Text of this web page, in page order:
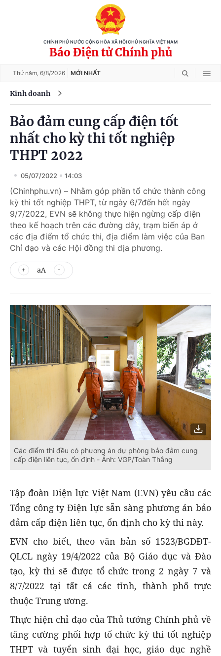
CHÍNH PHỦ NƯỚC CỘNG HÒA XÃ HỘI CHỦ NGHĨA VIỆT NAM
Báo Điện tử Chính phủ
Thứ năm, 6/8/2026 MỚI NHẤT
Kinh doanh
Bảo đảm cung cấp điện tốt
nhất cho kỳ thi tốt nghiệp
THPT 2022
05/07/2022 14:03
(Chinhphu.vn) – Nhằm góp phần tổ chức thành công
kỳ thi tốt nghiệp THPT, từ ngày 6/7đến hết ngày
9/7/2022, EVN sẽ không thực hiện ngừng cấp điện
theo kế hoạch trên các đường dây, trạm biến áp ở
các địa điểm tổ chức thi, địa điểm làm việc của Ban
Chỉ đạo và các Hội đồng thi địa phương.
aA
Các điểm thi đều có phương án dự phòng bảo đảm cung
cấp điện liên tục, ổn định - Ảnh: VGP/Toàn Thắng
Tập đoàn Điện lực Việt Nam (EVN) yêu cầu các
Tổng công ty Điện lực sẵn sàng phương án bảo
đảm cấp điện liên tục, ổn định cho kỳ thi này.
EVN cho biết, theo văn bản số 1523/BGDĐT-
QLCL ngày 19/4/2022 của Bộ Giáo dục và Đào
tạo, kỳ thi sẽ được tổ chức trong 2 ngày 7 và
8/7/2022 tại tất cả các tỉnh, thành phố trực
thuộc Trung ương.
Thực hiện chỉ đạo của Thủ tướng Chính phủ về
tăng cường phối hợp tổ chức kỳ thi tốt nghiệp
THPT và tuyển sinh đại học, giáo dục nghề